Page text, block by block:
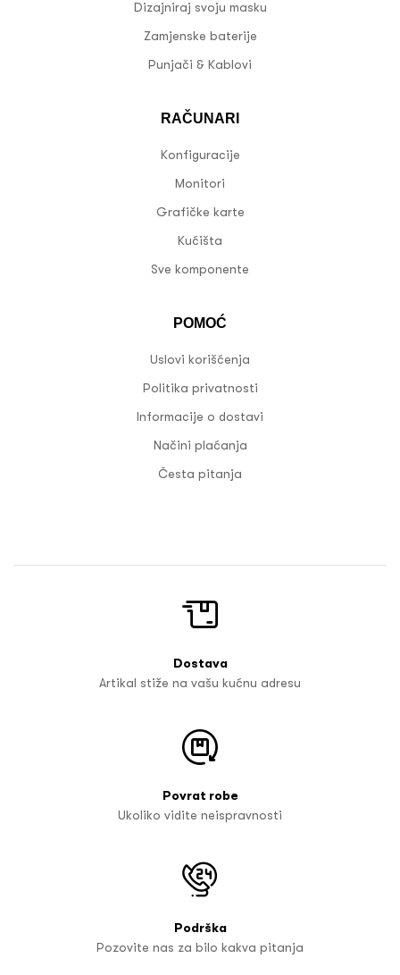
Dizajniraj svoju masku
Zamjenske baterije
Punjači & Kablovi
RAČUNARI
Konfiguracije
Monitori
Grafičke karte
Kućišta
Sve komponente
POMOĆ
Uslovi korišćenja
Politika privatnosti
Informacije o dostavi
Načini plaćanja
Česta pitanja
Dostava
Artikal stiže na vašu kućnu adresu
Povrat robe
Ukoliko vidite neispravnosti
Podrška
Pozovite nas za bilo kakva pitanja